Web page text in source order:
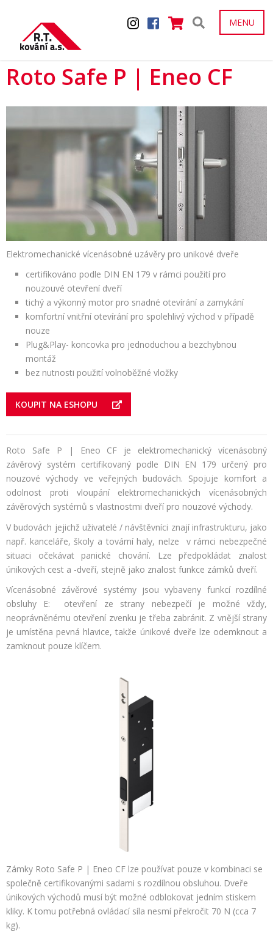
MENU
Roto Safe P | Eneo CF
Elektromechanické vícenásobné uzávěry pro unikové dveře
certifikováno podle DIN EN 179 v rámci použití pro
nouzouvé otevření dveří
tichý a výkonný motor pro snadné otevírání a zamykání
komfortní vnitřní otevírání pro spolehlivý východ v případě
nouze
Plug&Play- koncovka pro jednoduchou a bezchybnou
montáž
bez nutnosti použití volnoběžné vložky
KOUPIT NA ESHOPU
Roto Safe P | Eneo CF je elektromechanický vícenásobný
závěrový systém certifikovaný podle DIN EN 179 určený pro
nouzové východy ve veřejných budovách. Spojuje komfort a
odolnost proti vloupání elektromechanických vícenásobných
závěrových systémů s vlastnostmi dveří pro nouzové východy.
V budovách jejichž uživatelé / návštěvníci znají infrastrukturu, jako
např. kanceláře, školy a tovární haly, nelze v rámci nebezpečné
situaci očekávat panické chování. Lze předpokládat znalost
únikových cest a -dveří, stejně jako znalost funkce zámků dveří.
Vícenásobné závěrové systémy jsou vybaveny funkcí rozdílné
obsluhy E: otevření ze strany nebezpečí je možné vždy,
neoprávněnému otevření zvenku je třeba zabránit. Z vnější strany
je umístěna pevná hlavice, takže únikové dveře lze odemknout a
zamknout pouze klíčem.
Zámky Roto Safe P | Eneo CF lze používat pouze v kombinaci se
společně certifikovanými sadami s rozdílnou obsluhou. Dveře
únikových východů musí být možné odblokovat jedním stiskem
kliky. K tomu potřebná ovládací síla nesmí překročit 70 N (cca 7
kg).